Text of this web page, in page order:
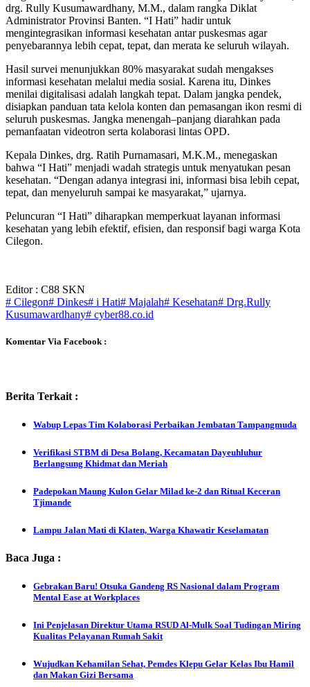
drg. Rully Kusumawardhany, M.M., dalam rangka Diklat
Administrator Provinsi Banten. “I Hati” hadir untuk
mengintegrasikan informasi kesehatan antar puskesmas agar
penyebarannya lebih cepat, tepat, dan merata ke seluruh wilayah.
Hasil survei menunjukkan 80% masyarakat sudah mengakses
informasi kesehatan melalui media sosial. Karena itu, Dinkes
menilai digitalisasi adalah langkah tepat. Dalam jangka pendek,
disiapkan panduan tata kelola konten dan pemasangan ikon resmi di
seluruh puskesmas. Jangka menengah–panjang diarahkan pada
pemanfaatan videotron serta kolaborasi lintas OPD.
Kepala Dinkes, drg. Ratih Purnamasari, M.K.M., menegaskan
bahwa “I Hati” menjadi wadah strategis untuk menyatukan pesan
kesehatan. “Dengan adanya integrasi ini, informasi bisa lebih cepat,
tepat, dan menyeluruh sampai ke masyarakat,” ujarnya.
Peluncuran “I Hati” diharapkan memperkuat layanan informasi
kesehatan yang lebih efektif, efisien, dan responsif bagi warga Kota
Cilegon.
Editor : C88 SKN
# Cilegon# Dinkes# i Hati# Majalah# Kesehatan# Drg.Rully
Kusumawardhany# cyber88.co.id
Komentar Via Facebook :
Berita Terkait :
Wabup Lepas Tim Kolaborasi Perbaikan Jembatan Tampangmuda
Verifikasi STBM di Desa Bolang, Kecamatan Dayeuhluhur
Berlangsung Khidmat dan Meriah
Padepokan Maung Kulon Gelar Milad ke-2 dan Ritual Keceran
Tjimande
Lampu Jalan Mati di Klaten, Warga Khawatir Keselamatan
Baca Juga :
Gebrakan Baru! Otsuka Gandeng RS Nasional dalam Program
Mental Ease at Workplaces
Ini Penjelasan Direktur Utama RSUD Al-Mulk Soal Tudingan Miring
Kualitas Pelayanan Rumah Sakit
Wujudkan Kehamilan Sehat, Pemdes Klepu Gelar Kelas Ibu Hamil
dan Makan Gizi Bersama